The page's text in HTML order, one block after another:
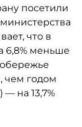
посетили
что в
6,8% меньше
чем годом
— на 13,7%